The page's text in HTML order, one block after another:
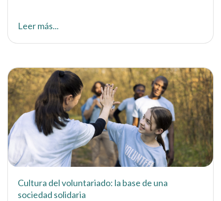
Leer más...
Cultura del voluntariado: la base de una
sociedad solidaria